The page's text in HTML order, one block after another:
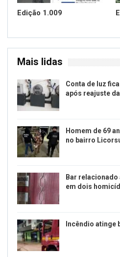
Edição 1.009
Mais lidas
Conta de luz
após reajuste da
Homem de 69
no bairro
Bar
em dois
Incêndio atinge